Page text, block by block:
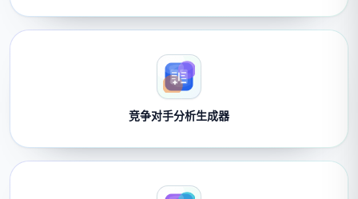
竞争对手分析生成器